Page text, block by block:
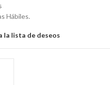
Hábiles.
la lista de deseos